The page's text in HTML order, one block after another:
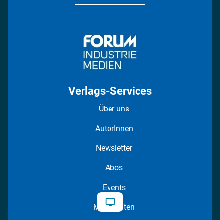
Verlags-Services
Über uns
AutorInnen
Newsletter
Abos
Events
Mediadaten